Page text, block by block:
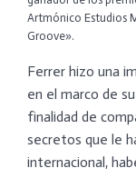
Artmónico Estudios
Groove».
Ferrer hizo una
en el marco de
finalidad de
secretos que le
internacional,